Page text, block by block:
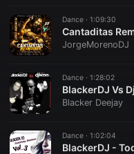
Dance · 1:09:30
JorgeMorenoDJ
Dance · 1:28:02
BlackerDJ Vs
Blacker Deejay
Dance · 1:02:04